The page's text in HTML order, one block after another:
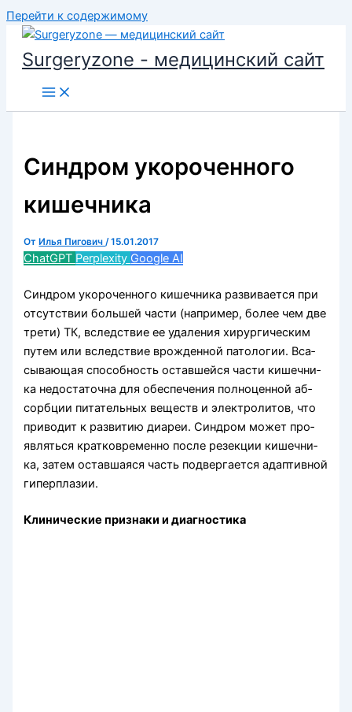
Перейти к содержимому
Surgeryzone - медицинский сайт
Синдром укороченного
кишечника
От Илья Пигович/15.01.2017
ChatGPT Perplexity Google AI
Синдром укороченного кишечника развивается при
отсутствии большей части (например, более чем две
трети) ТК, вследствие ее удаления хирургическим
путем или вследствие врожденной патологии. Вса­
сывающая способность оставшейся части кишечни­
ка недостаточна для обеспечения полноценной аб­
сорбции питательных веществ и электролитов, что
приводит к развитию диареи. Синдром может про­
являться кратковременно после резекции кишечни­
ка, затем оставшаяся часть подвергается адаптивной
гиперплазии.
Клинические признаки и диагностика